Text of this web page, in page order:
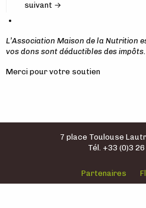
suivant →
L’Association Maison de la Nutrition
vos dons sont déductibles des impôts.
Merci pour votre soutien
7 place Toulouse
Tél. +33 (0)3
Partenaires